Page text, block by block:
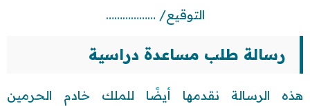
التوقيع/ ………………
رسالة طلب مساعدة دراسية
هذه الرسالة نقدمها أيضًا للملك خادم الحرمين